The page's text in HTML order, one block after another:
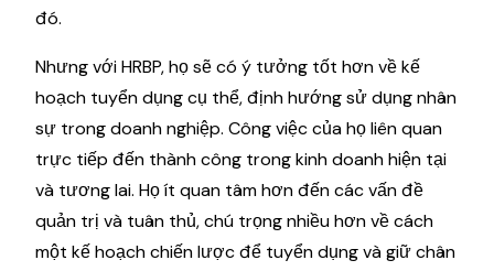
đó.
Nhưng với HRBP, họ sẽ có ý tưởng tốt hơn về kế
hoạch tuyển dụng cụ thể, định hướng sử dụng nhân
sự trong doanh nghiệp. Công việc của họ liên quan
trực tiếp đến thành công trong kinh doanh hiện tại
và tương lai. Họ ít quan tâm hơn đến các vấn đề
quản trị và tuân thủ, chú trọng nhiều hơn về cách
một kế hoạch chiến lược để tuyển dụng và giữ chân